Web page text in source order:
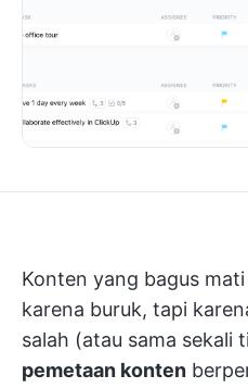
Konten yang bagus
karena buruk, tapi
salah (atau sama sekali
pemetaan konten